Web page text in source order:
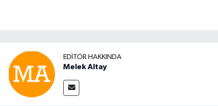
EDITÖR HAKKINDA
Melek Altay